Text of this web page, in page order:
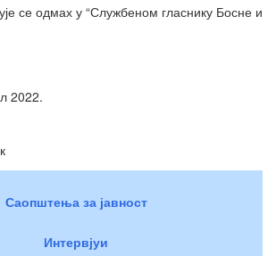
се одмах у “Службеном гласнику Босне и
2022.
Саопштења за јавност
Интервјуи